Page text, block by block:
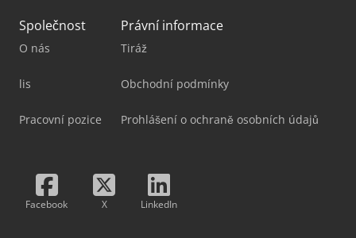
Společnost
O nás
lis
Pracovní pozice
Právní informace
Tiráž
Obchodní podmínky
Prohlášení o ochraně osobních údajů
Facebook X LinkedIn